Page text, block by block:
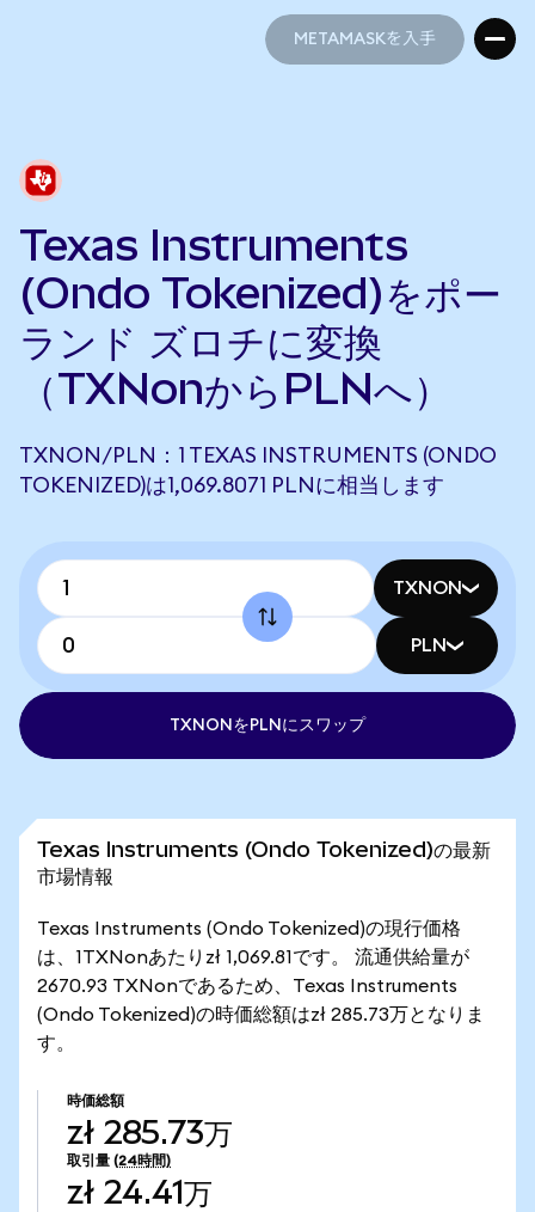
METAMASKを入手
Texas Instruments
(Ondo Tokenized)をポー
ランド ズロチに変換
（TXNonからPLNへ）
TXNON/PLN：1 TEXAS INSTRUMENTS (ONDO
TOKENIZED)は1,069.8071 PLNに相当します
TXNON
PLN
TXNONをPLNにスワップ
Texas Instruments (Ondo Tokenized)の最新
市場情報
Texas Instruments (Ondo Tokenized)の現行価格
は、1TXNonあたりzł 1,069.81です。 流通供給量が
2670.93 TXNonであるため、Texas Instruments
(Ondo Tokenized)の時価総額はzł 285.73万となりま
す。
時価総額
zł 285.73万
取引量 (24時間)
zł 24.41万